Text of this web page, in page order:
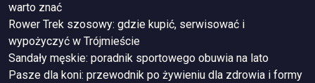
warto znać
Rower Trek szosowy: gdzie kupić, serwisować i
wypożyczyć w Trójmieście
Sandały męskie: poradnik sportowego obuwia na lato
Pasze dla koni: przewodnik po żywieniu dla zdrowia i formy